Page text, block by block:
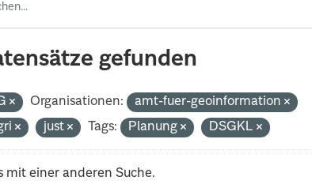
gefunden
Organisationen:
amt-fuer-geoinformation
just Tags: Planung DSGKL
mit einer anderen Suche.